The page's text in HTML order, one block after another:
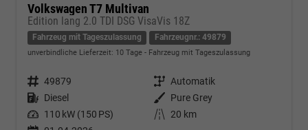
Volkswagen T7 Multivan
Edition lang 2.0 TDI DSG VisaVis 18Z
Fahrzeug mit Tageszulassung Fahrzeugnr.: 49879
unverbindliche Lieferzeit: 10 Tage Fahrzeug mit Tageszulassung
Fahrzeugnr. 49879 Getriebe Automatik
Kraftstoff Diesel Außenfarbe
Pure Grey
Leistung 110 kW (150 PS) Kilometerstand
20 km